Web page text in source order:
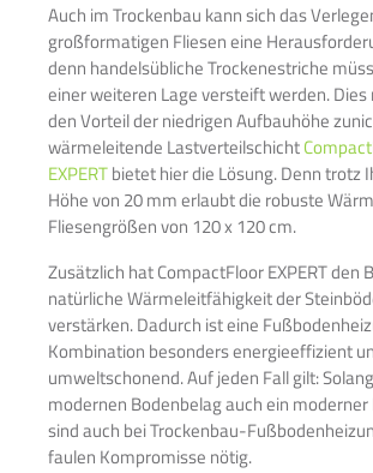
Auch im Trockenbau kann sich das
großformatigen Fliesen eine
denn handelsübliche Trockenestriche
einer weiteren Lage versteift werden.
den Vorteil der niedrigen Aufbauhöhe
wärmeleitende Lastverteilschicht
EXPERTbietet hier die Lösung. Denn trotz
Höhe von 20 mm erlaubt die robuste
Fliesengrößen von 120 x 120 cm.
Zusätzlich hat CompactFloor EXPERT den
natürliche Wärmeleitfähigkeit der
verstärken. Dadurch ist eine
Kombination besonders energieeffizient
umweltschonend. Auf jeden Fall gilt:
modernen Bodenbelag auch ein
sind auch bei Trockenbau-
faulen Kompromisse nötig.